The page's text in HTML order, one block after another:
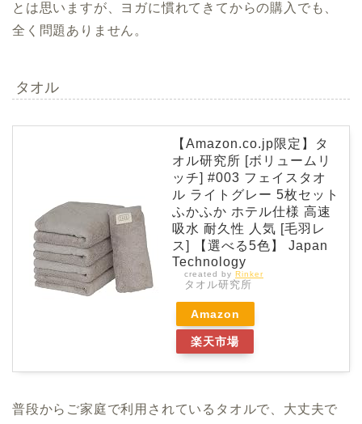
とは思いますが、ヨガに慣れてきてからの購入でも、
全く問題ありません。
タオル
【Amazon.co.jp限定】タ
オル研究所 [ボリュームリ
ッチ] #003 フェイスタオ
ル ライトグレー 5枚セット
ふかふか ホテル仕様 高速
吸水 耐久性 人気 [毛羽レ
ス] 【選べる5色】 Japan
Technology
created by Rinker
タオル研究所
Amazon
楽天市場
普段からご家庭で利用されているタオルで、大丈夫で